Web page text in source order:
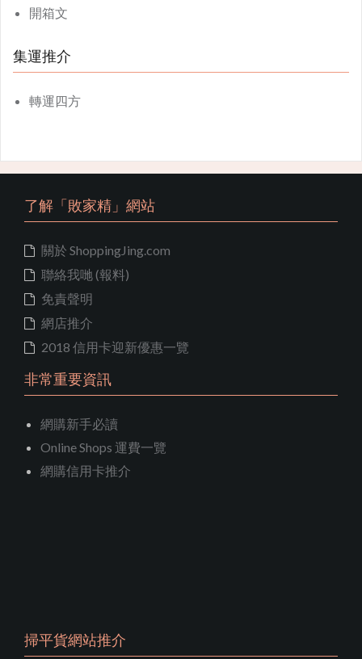
開箱文
集運推介
轉運四方
了解「敗家精」網站
關於 ShoppingJing.com
聯絡我哋 (報料)
免責聲明
網店推介
2018 信用卡迎新優惠一覽
非常重要資訊
網購新手必讀
Online Shops 運費一覽
網購信用卡推介
掃平貨網站推介